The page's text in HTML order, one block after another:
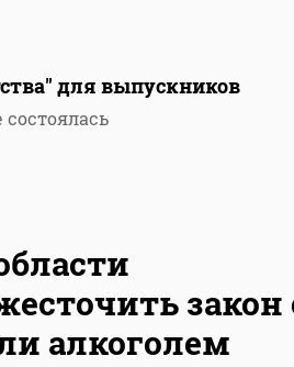
для выпускников
закон
алкоголем